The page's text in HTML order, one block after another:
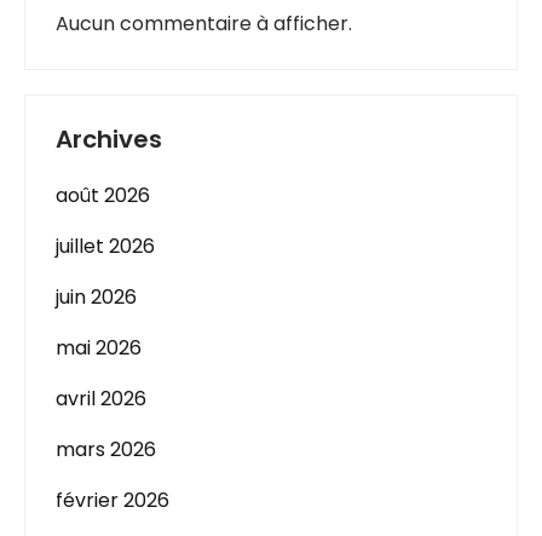
Aucun commentaire à afficher.
Archives
août 2026
juillet 2026
juin 2026
mai 2026
avril 2026
mars 2026
février 2026